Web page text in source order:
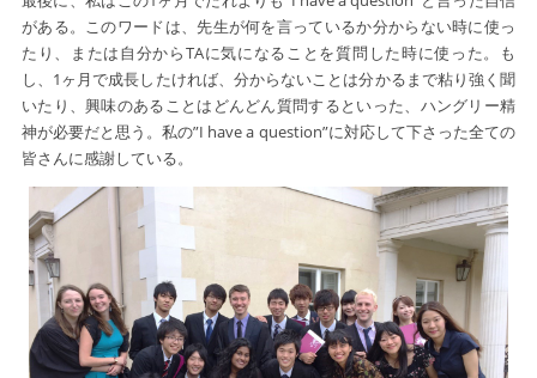
がある。このワードは、先生が何を言っているか分からない時に使っ
たり、または自分からTAに気になることを質問した時に使った。も
し、1ヶ月で成長したければ、分からないことは分かるまで粘り強く聞
いたり、興味のあることはどんどん質問するといった、ハングリー精
神が必要だと思う。私の”I have a question”に対応して下さった全ての
皆さんに感謝している。